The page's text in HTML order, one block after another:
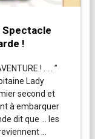
Spectacle
!
! . . . ”
Lady
second et
à embarquer
dit que … les
…